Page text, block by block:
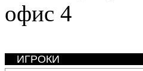
офис 4
ИГРОКИ